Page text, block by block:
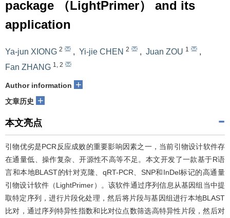
package （LightPrimer） and its
application
Ya-jun XIONG 2 , Yi-jie CHEN 2 , Juan ZOU 1
,
Fan ZHANG 1 2
Author information +
文章历史 +
本文亮点
引物优劣是PCR反应成败的重要影响因素之一，当前引物设计软件存
在通量低、操作复杂、开源性不高等不足。本文开发了一款基于R语
言和本地BLAST的针对克隆、qRT-PCR、SNP和InDel标记的高通量
引物设计软件（LightPrimer）。该软件通过序列信息从基因组当中提
取特定序列，进行片段化处理，然后将片段与基因组进行本地BLAST
比对，通过序列特异性指数和比对位点数筛选高特异性片段，然后对